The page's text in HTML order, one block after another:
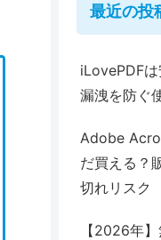
最近の投
iLovePDF
漏洩を防ぐ
Adobe
だ買える？
切れリスク
【2026年